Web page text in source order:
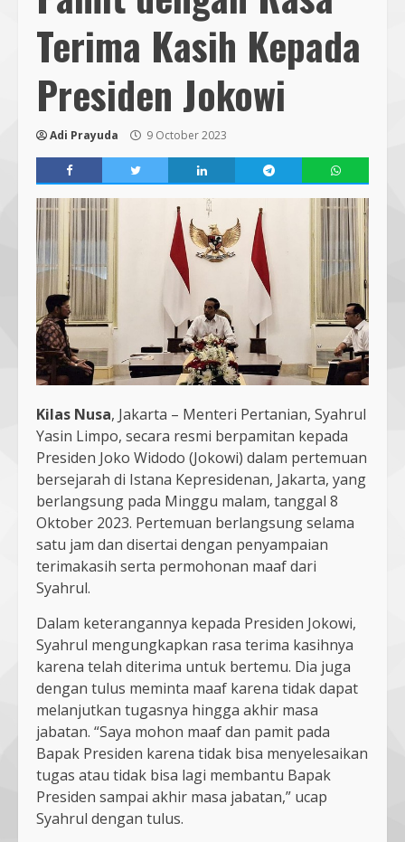
Terima Kasih Kepada
Presiden Jokowi
Adi Prayuda 9 October 2023
Kilas Nusa, Jakarta – Menteri Pertanian, Syahrul
Yasin Limpo, secara resmi berpamitan kepada
Presiden Joko Widodo (Jokowi) dalam pertemuan
bersejarah di Istana Kepresidenan, Jakarta, yang
berlangsung pada Minggu malam, tanggal 8
Oktober 2023. Pertemuan berlangsung selama
satu jam dan disertai dengan penyampaian
terimakasih serta permohonan maaf dari
Syahrul.
Dalam keterangannya kepada Presiden Jokowi,
Syahrul mengungkapkan rasa terima kasihnya
karena telah diterima untuk bertemu. Dia juga
dengan tulus meminta maaf karena tidak dapat
melanjutkan tugasnya hingga akhir masa
jabatan. “Saya mohon maaf dan pamit pada
Bapak Presiden karena tidak bisa menyelesaikan
tugas atau tidak bisa lagi membantu Bapak
Presiden sampai akhir masa jabatan,” ucap
Syahrul dengan tulus.